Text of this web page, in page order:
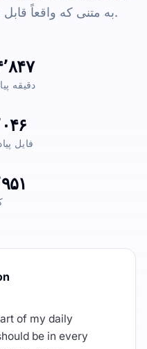
به متنی که واقعاً قابل استفاده است بهره می‌برند.
دقیقه
فایل
of my daily
be in every